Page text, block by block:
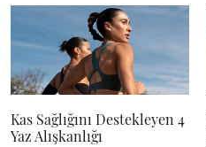
Kas Sağlığını Destekleyen 4
Yaz Alışkanlığı